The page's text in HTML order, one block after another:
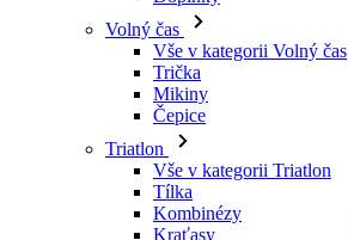
Volný čas
Vše v kategorii Volný čas
Trička
Mikiny
Čepice
Triatlon
Vše v kategorii Triatlon
Tílka
Kombinézy
Kraťasy